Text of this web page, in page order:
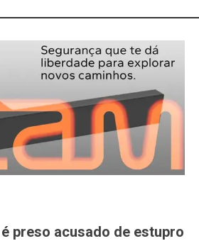
preso acusado de estupro